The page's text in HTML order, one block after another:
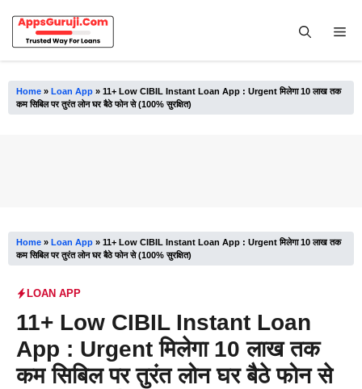
content
Home » Loan App » 11+ Low CIBIL Instant Loan App : Urgent मिलेगा 10 लाख तक
कम सिबिल पर तुरंत लोन घर बैठे फोन से (100% सुरक्षित)
Home » Loan App » 11+ Low CIBIL Instant Loan App : Urgent मिलेगा 10 लाख तक
कम सिबिल पर तुरंत लोन घर बैठे फोन से (100% सुरक्षित)
LOAN APP
11+ Low CIBIL Instant Loan
App : Urgent मिलेगा 10 लाख तक
कम सिबिल पर तुरंत लोन घर बैठे फोन से